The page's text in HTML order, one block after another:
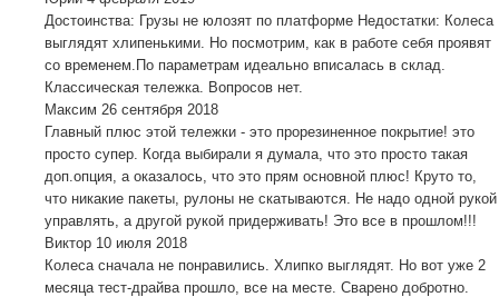
Достоинства: Грузы не юлозят по платформе Недостатки: Колеса
выглядят хлипенькими. Но посмотрим, как в работе себя проявят
со временем.По параметрам идеально вписалась в склад.
Классическая тележка. Вопросов нет.
Максим 26 сентября 2018
Главный плюс этой тележки - это прорезиненное покрытие! это
просто супер. Когда выбирали я думала, что это просто такая
доп.опция, а оказалось, что это прям основной плюс! Круто то,
что никакие пакеты, рулоны не скатываются. Не надо одной рукой
управлять, а другой рукой придерживать! Это все в прошлом!!!
Виктор 10 июля 2018
Колеса сначала не понравились. Хлипко выглядят. Но вот уже 2
месяца тест-драйва прошло, все на месте. Сварено добротно.